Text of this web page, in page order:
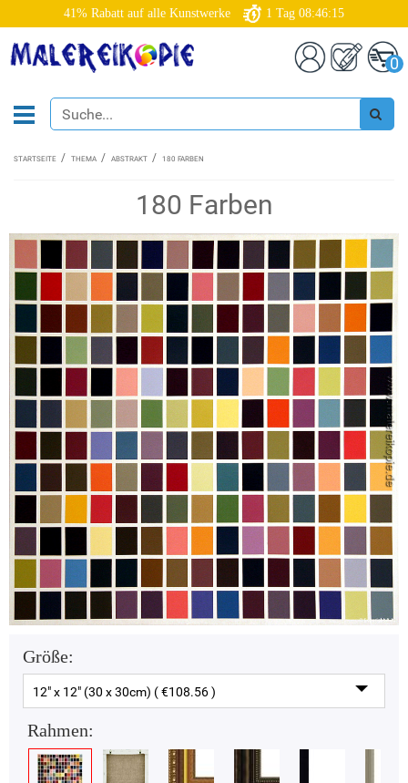
41% Rabatt auf alle Kunstwerke 1 Tag 08:46:14
0
STARTSEITE THEMA ABSTRAKT 180 FARBEN
180 Farben
Größe:
12" x 12" (30 x 30cm) ( €108.56 )
Rahmen: